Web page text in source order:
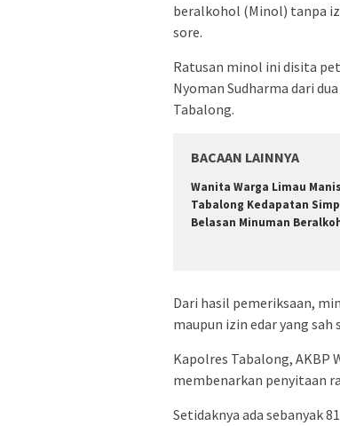
beralkohol (Minol) tanpa
sore.
Ratusan minol ini disita
Nyoman Sudharma dari
Tabalong.
BACAAN LAINNYA
Wanita Warga Limau Manis
Tabalong Kedapatan
Belasan Minuman
Dari hasil pemeriksaan,
maupun izin edar yang
Kapolres Tabalong, AKBP
membenarkan penyitaan
Setidaknya ada sebanyak